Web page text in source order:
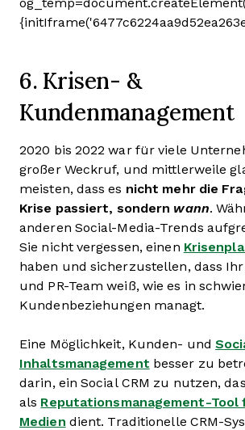
6. Krisen- &
Kundenmanagement
2020 bis 2022 war für viele
großer Weckruf, und mittlerweile
meisten, dass es nicht mehr die
Krise passiert, sondern wann.
anderen Social-Media-Trends
Sie nicht vergessen, einen
haben und sicherzustellen, dass
und PR-Team weiß, wie es in
Kundenbeziehungen managt.
Eine Möglichkeit, Kunden- und
Inhaltsmanagement besser zu
darin, ein Social CRM zu nutzen,
als Reputationsmanagement-Tool
Medien dient. Traditionelle CRM-